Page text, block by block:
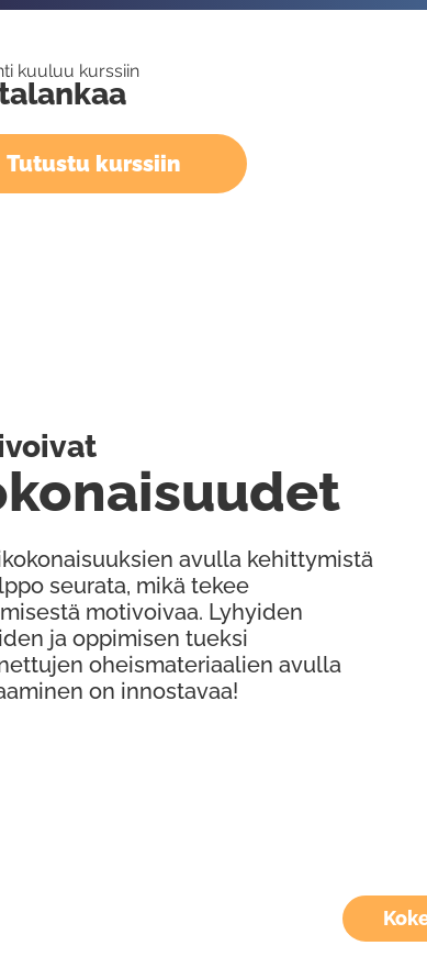
kuuluu kurssiin
Tutustu kurssiin
avulla kehittymistä
seurata, mikä tekee
motivoivaa. Lyhyiden
ja oppimisen tueksi
oheismateriaalien avulla
on innostavaa!